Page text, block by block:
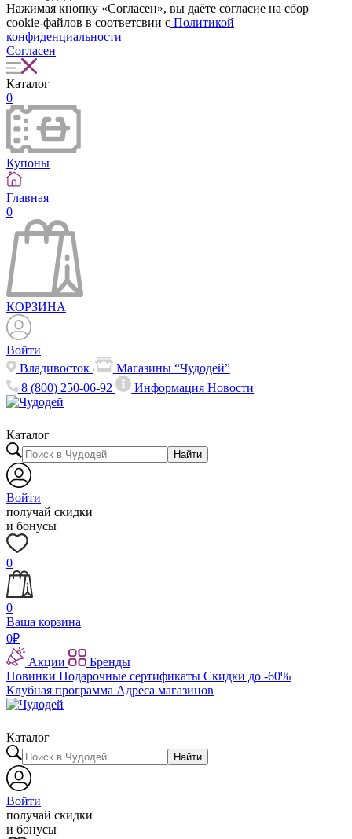
Нажимая кнопку «Согласен», вы даёте cогласие на сбор
cookie-файлов в соответсвии с Политикой
конфиденциальности
Согласен
Каталог
0
Купоны
Главная
0
КОРЗИНА
Войти
Владивосток
Магазины “Чудодей”
8 (800) 250-06-92
ИнформацияНовости
Каталог
Найти
Войти
получай скидки
и бонусы
0
0
Ваша корзина
0₽
Акции
Бренды
Новинки Подарочные сертификаты Скидки до -60%
Клубная программа Адреса магазинов
Каталог
Найти
Войти
получай скидки
и бонусы